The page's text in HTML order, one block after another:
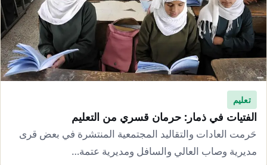
تعليم
الفتيات في ذمار: حرمان قسري من التعليم
حَرمت العادات والتقاليد المجتمعية المنتشرة في بعض قرى
مديرية وصاب العالي والسافل ومديرية عتمة…